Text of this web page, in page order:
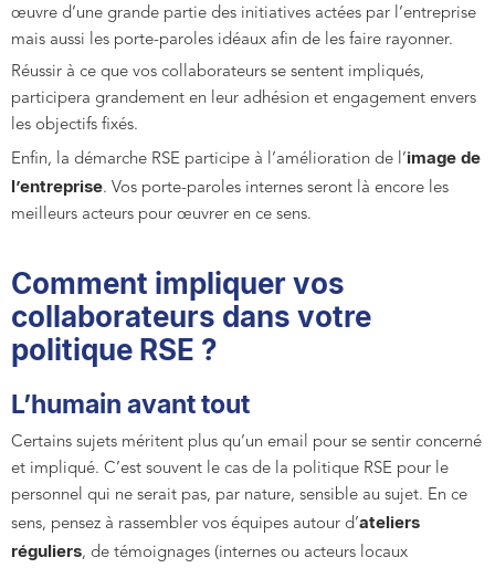
œuvre d’une grande partie des initiatives actées par l’entreprise
mais aussi les porte-paroles idéaux afin de les faire rayonner.
Réussir à ce que vos collaborateurs se sentent impliqués,
participera grandement en leur adhésion et engagement envers
les objectifs fixés.
Enfin, la démarche RSE participe à l’amélioration de l’image de
l’entreprise. Vos porte-paroles internes seront là encore les
meilleurs acteurs pour œuvrer en ce sens.
Comment impliquer vos
collaborateurs dans votre
politique RSE ?
L’humain avant tout
Certains sujets méritent plus qu’un email pour se sentir concerné
et impliqué. C’est souvent le cas de la politique RSE pour le
personnel qui ne serait pas, par nature, sensible au sujet. En ce
sens, pensez à rassembler vos équipes autour d’ateliers
réguliers, de témoignages (internes ou acteurs locaux